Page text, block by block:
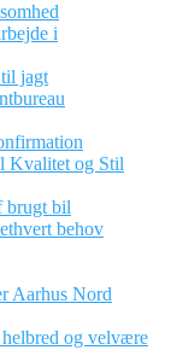
i
jagt
Kvalitet og Stil
brugt bil
behov
Aarhus Nord
og velvære